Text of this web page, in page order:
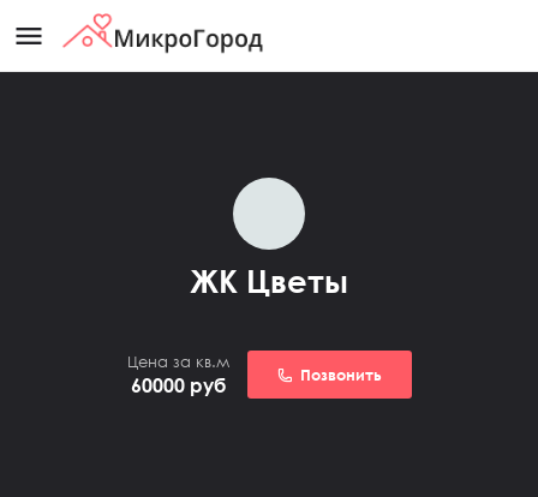
menu
ЖК Цветы
Цена за кв.м
60000 руб Позвонить